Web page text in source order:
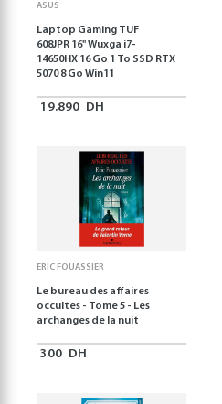
ASUS
Laptop Gaming TUF
608JPR 16'' Wuxga i7-
14650HX 16 Go 1 To SSD RTX
5070 8 Go Win11
19.890 DH
ERIC FOUASSIER
Le bureau des affaires
occultes - Tome 5 - Les
archanges de la nuit
300 DH